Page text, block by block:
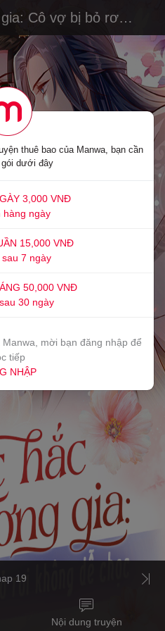
Cô vợ bị bỏ rơi
dễ chọc
19
Nội dung truyện
thuê bao của Manwa, bạn cần
dưới đây
3,000 VNĐ
hàng ngày
15,000 VNĐ
7 ngày
50,000 VNĐ
30 ngày
mời bạn đăng nhập để
tiếp
NHẬP